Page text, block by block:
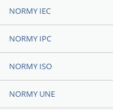
NORMY IEC
NORMY IPC
NORMY ISO
NORMY UNE